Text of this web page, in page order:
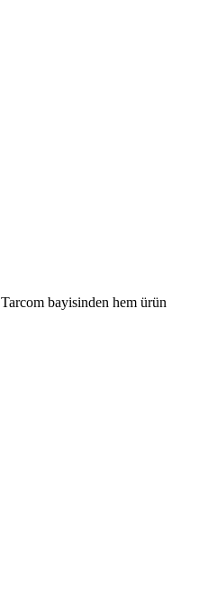
Tarcom bayisinden hem ürün